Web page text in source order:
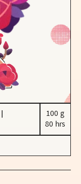
100 g
80 hrs